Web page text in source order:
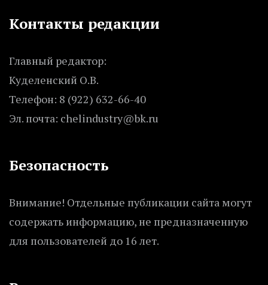
Контакты редакции
Главный редактор:
Куделенский О.В.
Телефон: 8 (922) 632-66-40
Эл. почта: chelindustry@bk.ru
Безопасность
Внимание! Отдельные публикации сайта могут
содержать информацию, не предназначенную
для пользователей до 16 лет.